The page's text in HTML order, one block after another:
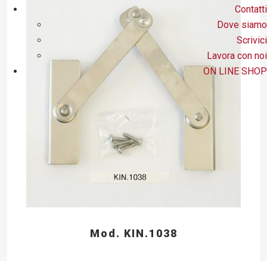
Contatti
Dove siamo
Scrivici
Lavora con noi
ON LINE SHOP
Mod. KIN.1038